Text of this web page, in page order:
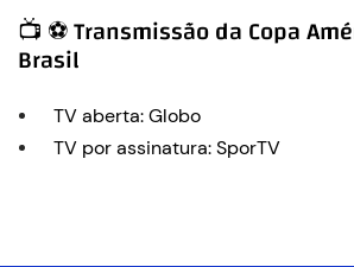
📺 ⚽ Transmissão da Copa
Brasil
TV aberta: Globo
TV por assinatura: SporTV